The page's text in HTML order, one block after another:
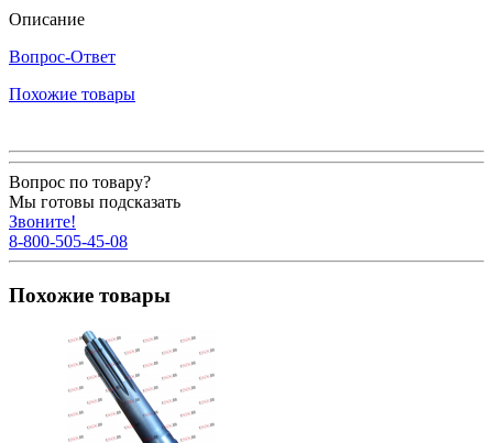
Описание
Вопрос-Ответ
Похожие товары
Вопрос по товару?
Мы готовы подсказать
Звоните!
8-800-505-45-08
Похожие товары